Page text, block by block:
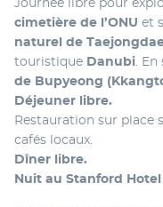
Journée libre pour
cimetière de l’ONU et
naturel de
touristique Danubi. En
de Bupyeong
Déjeuner libre.
Restauration sur place
cafés locaux.
Dîner libre.
Nuit au Stanford